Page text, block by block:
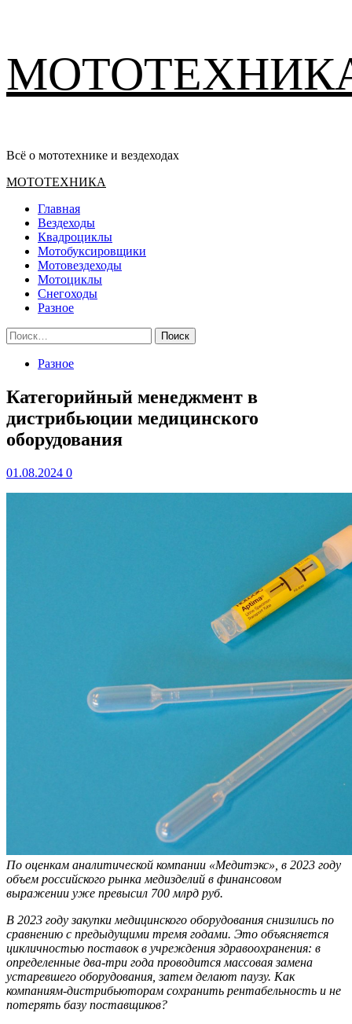
содержимому
Всё о мототехнике и вездеходах
Основное
МОТОТЕХНИКА
Главная
Вездеходы
Квадроциклы
Мотобуксировщики
Мотовездеходы
Мотоциклы
Снегоходы
Разное
Найти:
Разное
Категорийный менеджмент в
дистрибьюции медицинского
оборудования
01.08.2024 0
По оценкам аналитической компании «Медитэкс», в 2023 году
объем российского рынка медизделий в финансовом
выражении уже превысил 700 млрд руб.
В 2023 году закупки медицинского оборудования снизились по
сравнению с предыдущими тремя годами. Это объясняется
цикличностью поставок в учреждения здравоохранения: в
определенные два-три года проводится массовая замена
устаревшего оборудования, затем делают паузу. Как
компаниям-дистрибьюторам сохранить рентабельность и не
потерять базу поставщиков?